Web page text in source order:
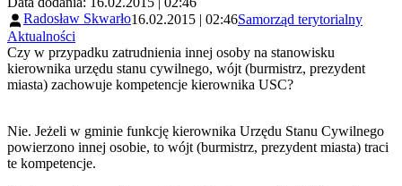
Radosław Skwarło16.02.2015 | 02:46Samorząd terytorialny
Aktualności
Czy w przypadku zatrudnienia innej osoby na stanowisku
kierownika urzędu stanu cywilnego, wójt (burmistrz, prezydent
miasta) zachowuje kompetencje kierownika USC?
Nie. Jeżeli w gminie funkcję kierownika Urzędu Stanu Cywilnego
powierzono innej osobie, to wójt (burmistrz, prezydent miasta) traci
te kompetencje.